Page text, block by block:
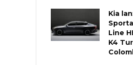
Kia
Line
K4